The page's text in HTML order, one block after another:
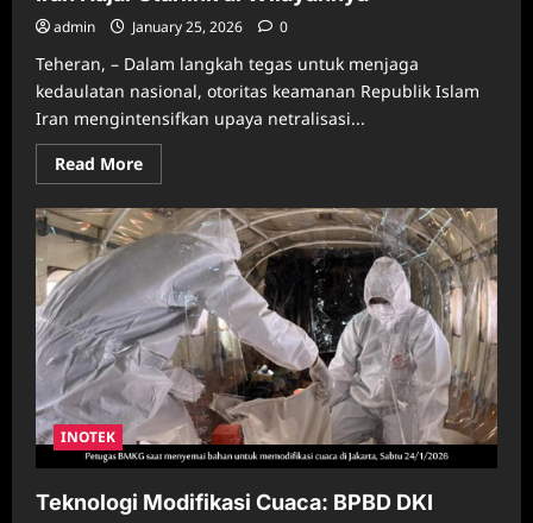
admin January 25, 2026 0
Teheran, – Dalam langkah tegas untuk menjaga
kedaulatan nasional, otoritas keamanan Republik Islam
Iran mengintensifkan upaya netralisasi...
Read MoreRead
more
Iran
Hajar
Starlink
Wilayahnya
INOTEK
Teknologi Modifikasi Cuaca: BPBD DKI